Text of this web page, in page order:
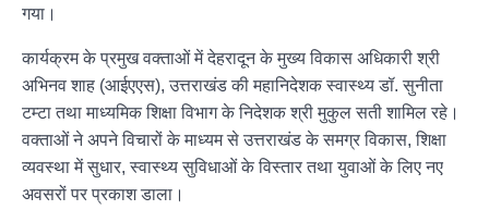
गया।
कार्यक्रम के प्रमुख वक्ताओं में देहरादून के मुख्य विकास अधिकारी श्री
अभिनव शाह (आईएएस), उत्तराखंड की महानिदेशक स्वास्थ्य डॉ. सुनीता
टम्टा तथा माध्यमिक शिक्षा विभाग के निदेशक श्री मुकुल सती शामिल रहे।
वक्ताओं ने अपने विचारों के माध्यम से उत्तराखंड के समग्र विकास, शिक्षा
व्यवस्था में सुधार, स्वास्थ्य सुविधाओं के विस्तार तथा युवाओं के लिए नए
अवसरों पर प्रकाश डाला।